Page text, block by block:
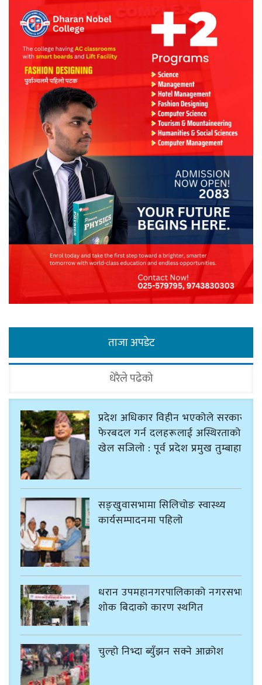
ताजा अपडेट
धेरैले पढेको
प्रदेश अधिकार विहीन भएकोले सरकार
फेरबदल गर्न दलहरूलाई अस्थिरताको
खेल सजिलो : पूर्व प्रदेश प्रमुख तुम्बाहाङ
सङ्खुवासभामा सिलिचोङ स्वास्थ्य
कार्यसम्पादनमा पहिलो
धरान उपमहानगरपालिकाको नगरसभा
शोक बिदाको कारण स्थगित
चुल्हो निभ्दा ब्युँझन सक्ने आक्रोश